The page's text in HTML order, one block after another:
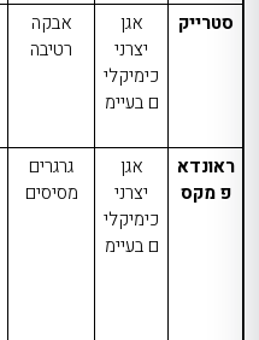
סטרייק
אגן
יצרני
כימיקלי
ם בעיימ
אבקה
רטיבה
ראונדא
פ מקס
אגן
יצרני
כימיקלי
ם בעיימ
גרגרים
מסיסים